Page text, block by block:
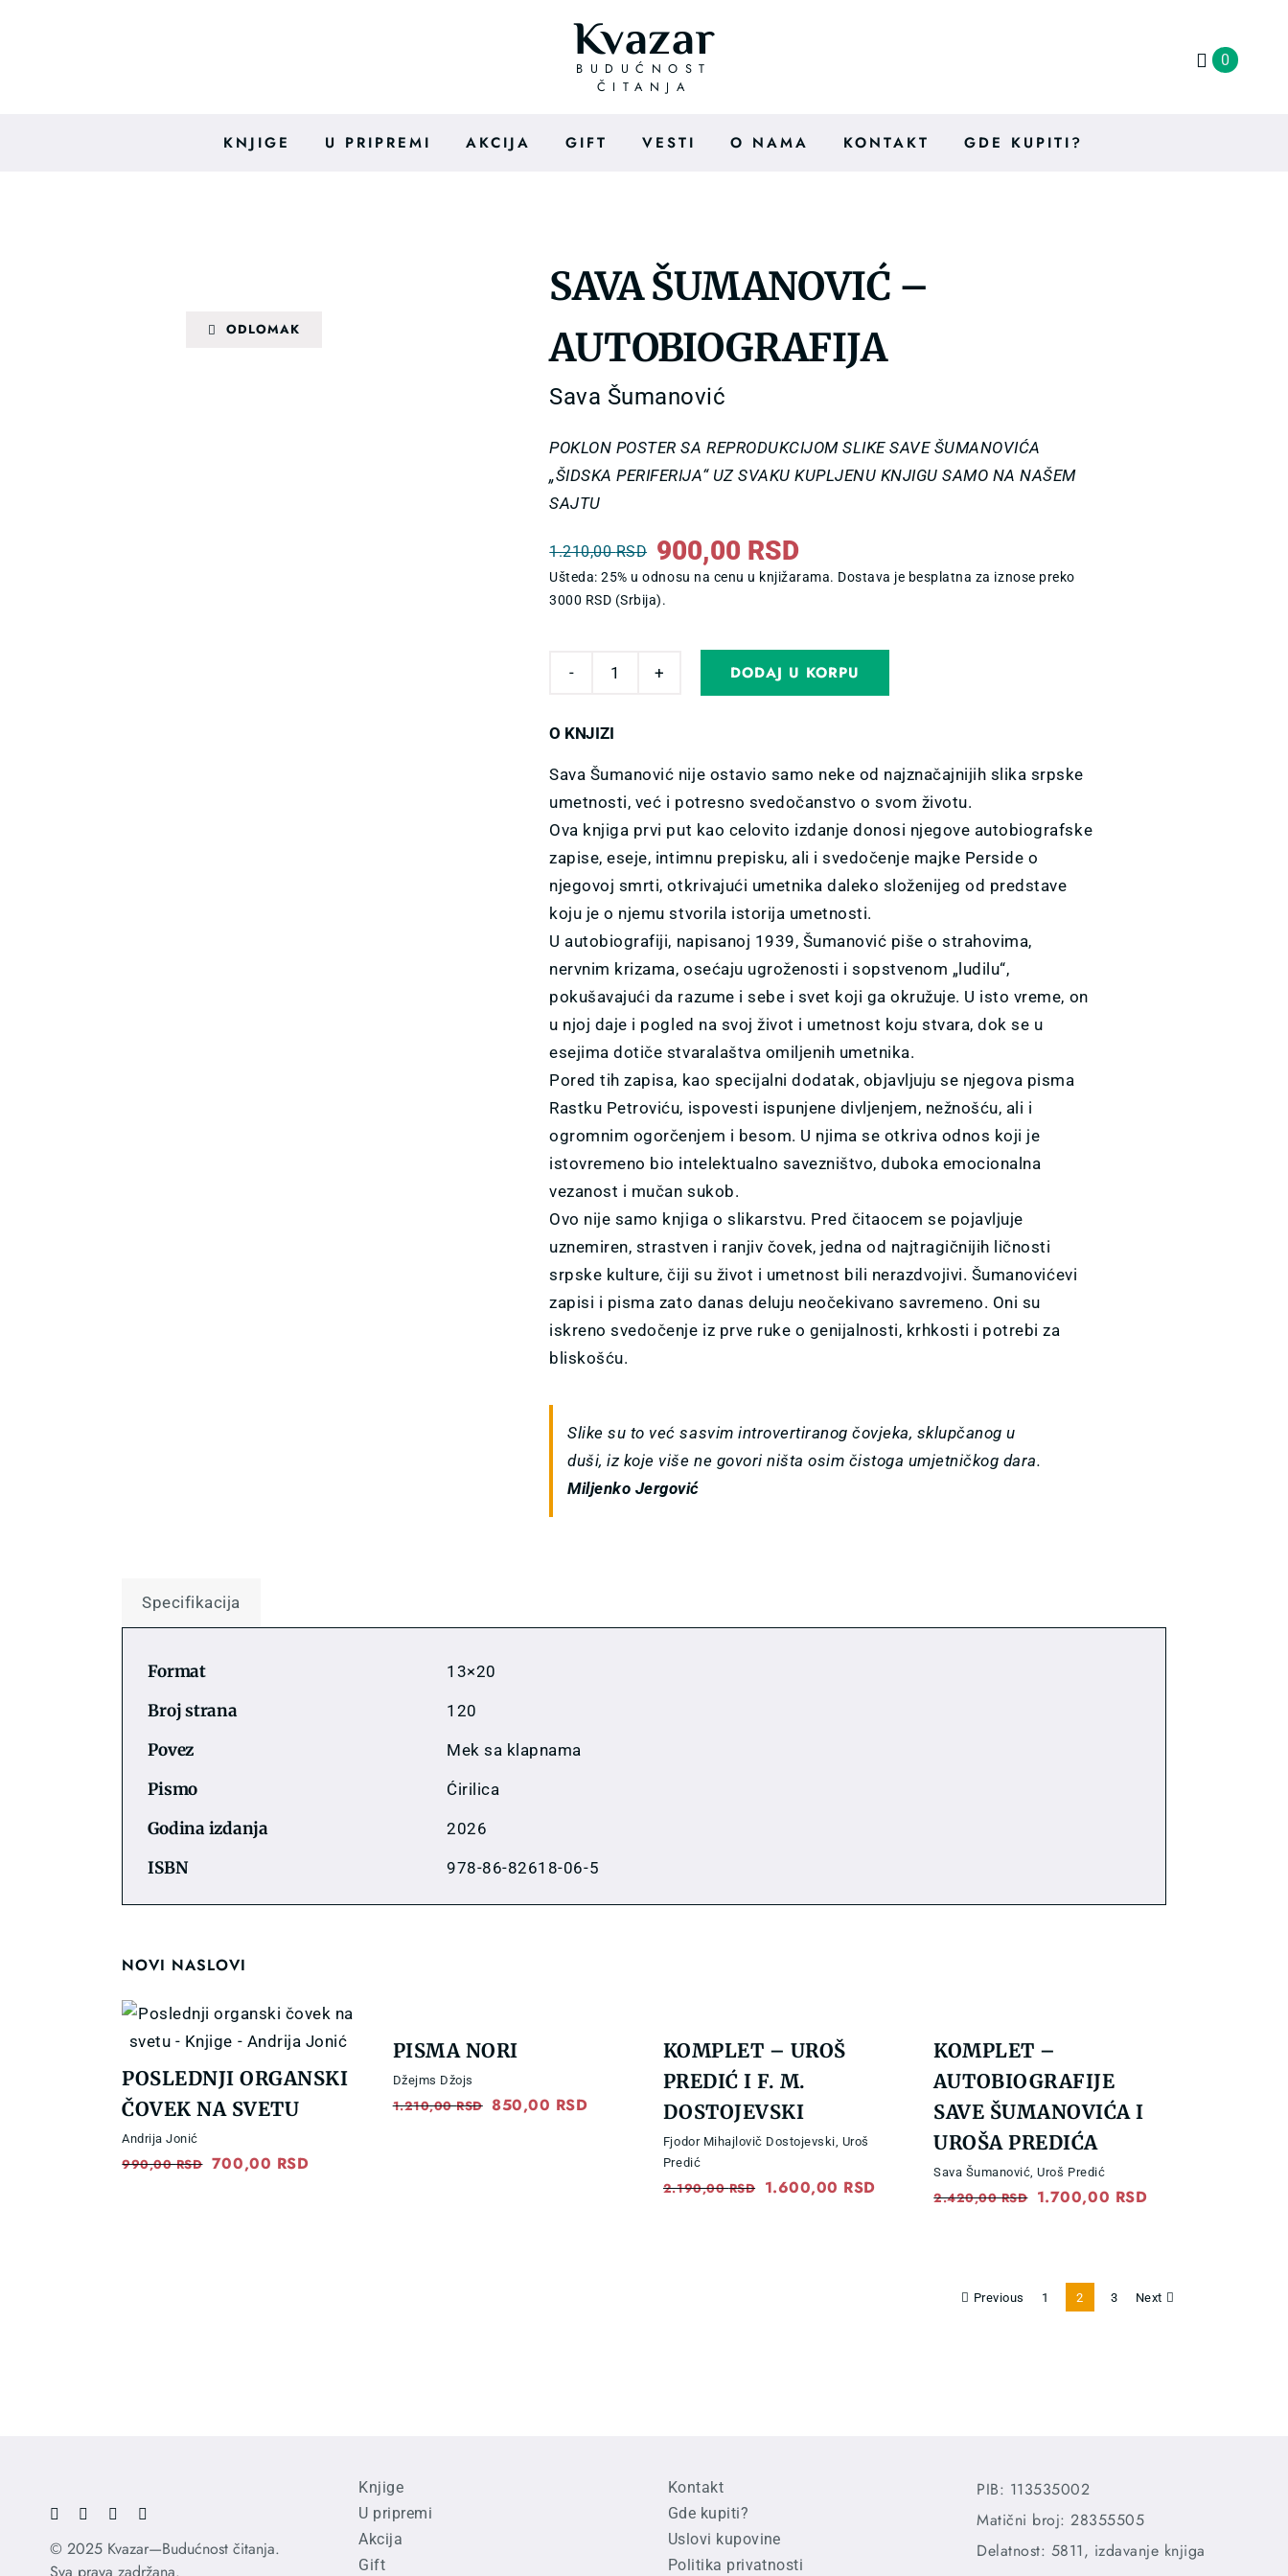
Kvazar
BUDUĆNOST
ČITANJA
0
KNJIGE U PRIPREMI AKCIJA GIFT VESTI O NAMA KONTAKT GDE KUPITI?
ODLOMAK
SAVA ŠUMANOVIĆ –
AUTOBIOGRAFIJA
Sava Šumanović
POKLON POSTER SA REPRODUKCIJOM SLIKE SAVE ŠUMANOVIĆA
„ŠIDSKA PERIFERIJA“ UZ SVAKU KUPLJENU KNJIGU SAMO NA NAŠEM
SAJTU
1.210,00RSD
Original
price
1.210,00 RSD.
900,00 RSD
Current
price
Ušteda: 25% u odnosu na cenu u knjižarama. Dostava je besplatna za iznose preko
3000 RSD (Srbija).
SAVA
AUTOBIOGRAFIJA
quantity
DODAJ U KORPU
O KNJIZI
Sava Šumanović nije ostavio samo neke od najznačajnijih slika srpske
umetnosti, već i potresno svedočanstvo o svom životu.
Ova knjiga prvi put kao celovito izdanje donosi njegove autobiografske
zapise, eseje, intimnu prepisku, ali i svedočenje majke Perside o
njegovoj smrti, otkrivajući umetnika daleko složenijeg od predstave
koju je o njemu stvorila istorija umetnosti.
U autobiografiji, napisanoj 1939, Šumanović piše o strahovima,
nervnim krizama, osećaju ugroženosti i sopstvenom „ludilu“,
pokušavajući da razume i sebe i svet koji ga okružuje. U isto vreme, on
u njoj daje i pogled na svoj život i umetnost koju stvara, dok se u
esejima dotiče stvaralaštva omiljenih umetnika.
Pored tih zapisa, kao specijalni dodatak, objavljuju se njegova pisma
Rastku Petroviću, ispovesti ispunjene divljenjem, nežnošću, ali i
ogromnim ogorčenjem i besom. U njima se otkriva odnos koji je
istovremeno bio intelektualno savezništvo, duboka emocionalna
vezanost i mučan sukob.
Ovo nije samo knjiga o slikarstvu. Pred čitaocem se pojavljuje
uznemiren, strastven i ranjiv čovek, jedna od najtragičnijih ličnosti
srpske kulture, čiji su život i umetnost bili nerazdvojivi. Šumanovićevi
zapisi i pisma zato danas deluju neočekivano savremeno. Oni su
iskreno svedočenje iz prve ruke o genijalnosti, krhkosti i potrebi za
bliskošću.
Slike su to već sasvim introvertiranog čovjeka, sklupčanog u
duši, iz koje više ne govori ništa osim čistoga umjetničkog dara.
Miljenko Jergović
Specifikacija
Format 13×20
Broj strana 120
Povez Mek sa klapnama
Pismo Ćirilica
Godina izdanja 2026
ISBN 978-86-82618-06-5
NOVI NASLOVI
POSLEDNJI ORGANSKI
ČOVEK NA SVETU
Andrija Jonić
990,00RSD Original
700,00 RSDCurrent
PISMA NORI
Džejms Džojs
1.210,00RSD Original
850,00 RSDCurrent
850,00 RSD.
KOMPLET – UROŠ
PREDIĆ I F. M.
DOSTOJEVSKI
Fjodor Mihajlovič Dostojevski, Uroš
Predić
2.190,00RSD Original
1.600,00 RSDCurrent
KOMPLET –
AUTOBIOGRAFIJE
SAVE ŠUMANOVIĆA I
UROŠA PREDIĆA
Sava Šumanović,Uroš Predić
2.420,00RSD Original
2.420,00 RSD.
1.700,00 RSDCurrent
Previous 1 2 3 Next
© 2025 Kvazar—Budućnost čitanja.
Knjige
U pripremi
Akcija
Gift
Kontakt
Gde kupiti?
Uslovi kupovine
Politika privatnosti
PIB: 113535002
Matični broj: 28355505
Delatnost: 5811, izdavanje knjiga